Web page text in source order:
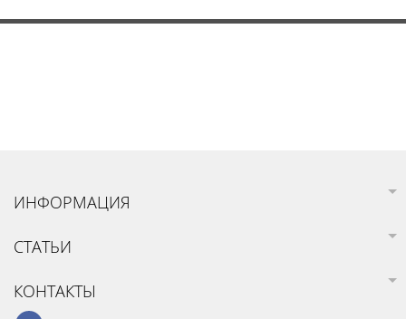
ИНФОРМАЦИЯ
СТАТЬИ
КОНТАКТЫ